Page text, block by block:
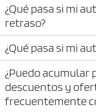
¿Qué pasa si mi
retraso?
¿Qué pasa si mi
¿Puedo
descuentos y
frecuentemente